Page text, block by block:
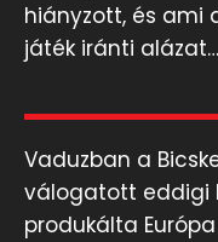
hiányzott, és ami
játék iránti alázat…
Vaduzban a
válogatott eddigi
produkálta